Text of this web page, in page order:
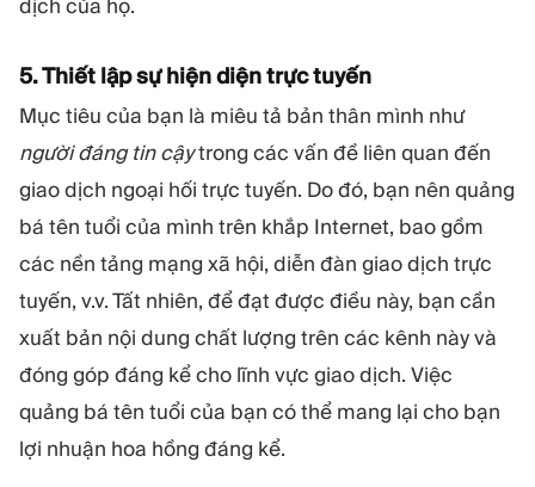
dịch của họ.
5. Thiết lập sự hiện diện trực tuyến
Mục tiêu của bạn là miêu tả bản thân mình như
người đáng tin cậytrong các vấn đề liên quan đến
giao dịch ngoại hối trực tuyến. Do đó, bạn nên quảng
bá tên tuổi của mình trên khắp Internet, bao gồm
các nền tảng mạng xã hội, diễn đàn giao dịch trực
tuyến, v.v. Tất nhiên, để đạt được điều này, bạn cần
xuất bản nội dung chất lượng trên các kênh này và
đóng góp đáng kể cho lĩnh vực giao dịch. Việc
quảng bá tên tuổi của bạn có thể mang lại cho bạn
lợi nhuận hoa hồng đáng kể.